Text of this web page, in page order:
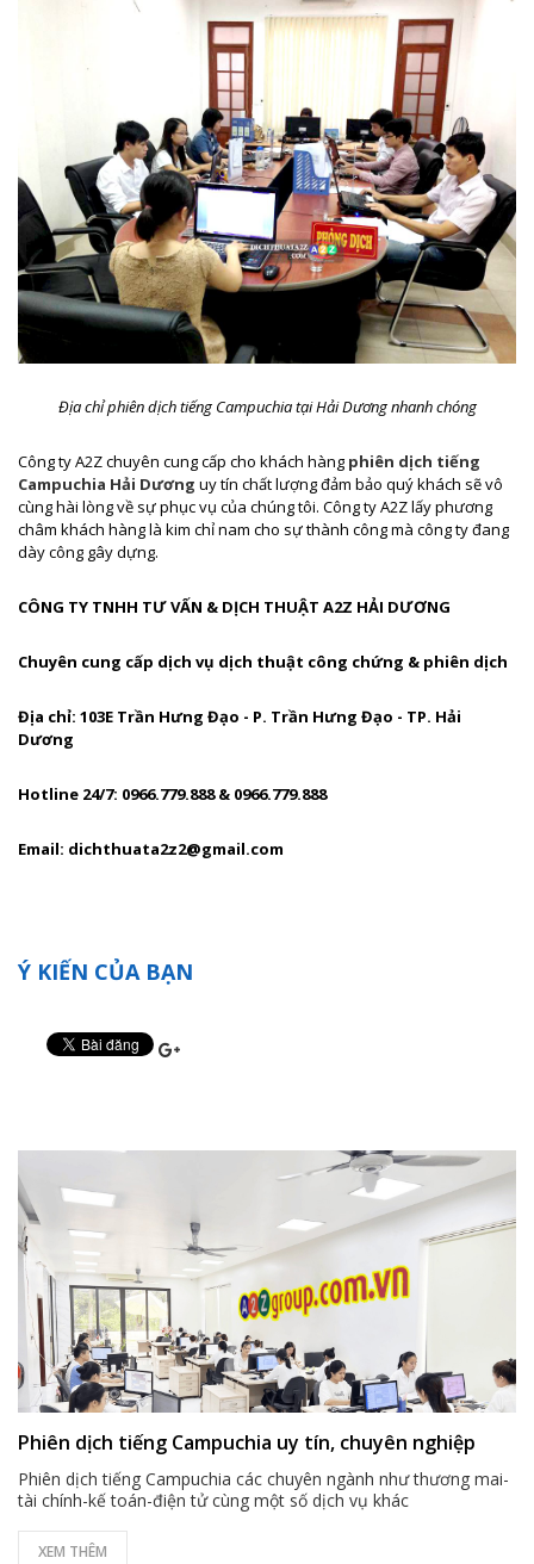
Địa chỉ phiên dịch tiếng Campuchia tại Hải Dương nhanh chóng
Công ty A2Z chuyên cung cấp cho khách hàng phiên dịch tiếng
Campuchia Hải Dương uy tín chất lượng đảm bảo quý khách sẽ vô
cùng hài lòng về sự phục vụ của chúng tôi. Công ty A2Z lấy phương
châm khách hàng là kim chỉ nam cho sự thành công mà công ty đang
dày công gây dựng.
CÔNG TY TNHH TƯ VẤN & DỊCH THUẬT A2Z HẢI DƯƠNG
Chuyên cung cấp dịch vụ dịch thuật công chứng & phiên dịch
Địa chỉ: 103E Trần Hưng Đạo - P. Trần Hưng Đạo - TP. Hải
Dương
Hotline 24/7: 0966.779.888 & 0966.779.888
Email: dichthuata2z2@gmail.com
Ý KIẾN CỦA BẠN
Phiên dịch tiếng Campuchia uy tín, chuyên nghiệp
Phiên dịch tiếng Campuchia các chuyên ngành như thương mai-
tài chính-kế toán-điện tử cùng một số dịch vụ khác
XEM THÊM